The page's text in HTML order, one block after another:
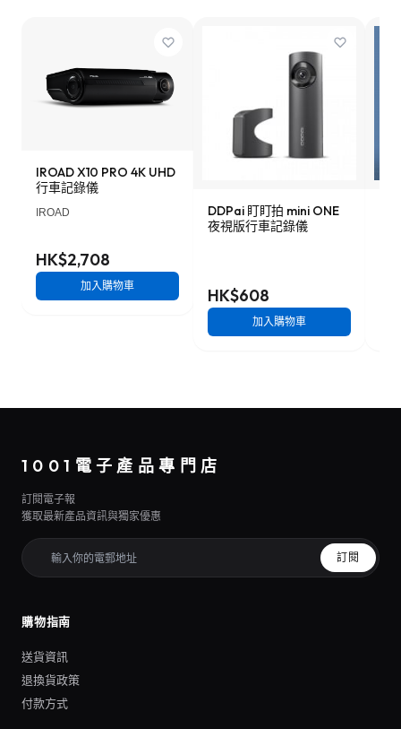
IROAD X10 PRO 4K UHD
行車記錄儀
IROAD
HK$2,708
加入購物車
DDPai 盯盯拍 mini ONE
夜視版行車記錄儀
HK$608
加入購物車
1001電子產品專門店
訂閱電子報
獲取最新產品資訊與獨家優惠
訂閱
購物指南
送貨資訊
退換貨政策
付款方式